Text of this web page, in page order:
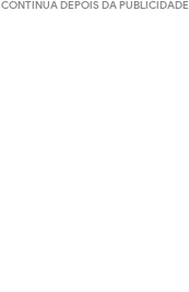
CONTINUA DEPOIS DA PUBLICIDADE